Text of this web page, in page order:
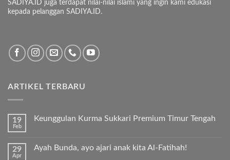
SADIYA.ID juga terdapat nilai-nilai islami yang ingin kami edukasi
kepada pelanggan SADIYA.ID.
ARTIKEL TERBARU
19
Feb
Keunggulan Kurma Sukkari Premium Timur Tengah
pada
29
Apr
Ayah Bunda, ayo ajari anak kita Al-Fatihah!